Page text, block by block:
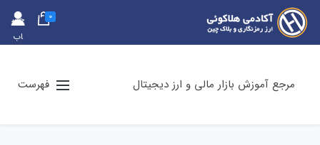
حس
اب
0
مرجع آموزش بازار مالی و ارز دیجیتال فهرست